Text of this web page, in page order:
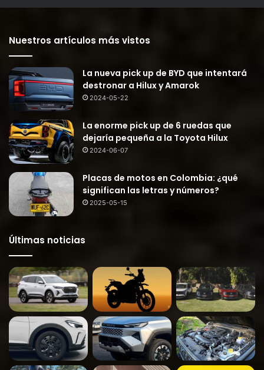
Nuestros artículos más vistos
La nueva pick up de BYD que intentará
destronar a Hilux y Amarok
2024-05-22
La enorme pick up de 6 ruedas que
dejaría pequeña a la Toyota Hilux
2024-06-07
Placas de motos en Colombia: ¿qué
significan las letras y números?
2025-05-15
Últimas noticias